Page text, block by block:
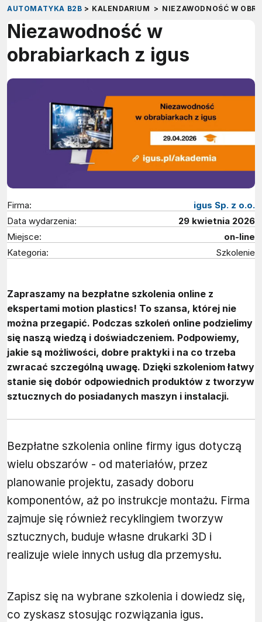
AUTOMATYKA B2B > KALENDARIUM > NIEZAWODNOŚĆ W
Niezawodność w
obrabiarkach z igus
Firma:
igus Sp. z o.o.
Data wydarzenia:
29 kwietnia 2026
Miejsce:
on-line
Kategoria:
Szkolenie
Zapraszamy na bezpłatne szkolenia online z
ekspertami motion plastics! To szansa, której nie
można przegapić. Podczas szkoleń online podzielimy
się naszą wiedzą i doświadczeniem. Podpowiemy,
jakie są możliwości, dobre praktyki i na co trzeba
zwracać szczególną uwagę. Dzięki szkoleniom łatwy
stanie się dobór odpowiednich produktów z tworzyw
sztucznych do posiadanych maszyn i instalacji.
Bezpłatne szkolenia online firmy igus dotyczą
wielu obszarów - od materiałów, przez
planowanie projektu, zasady doboru
komponentów, aż po instrukcje montażu. Firma
zajmuje się również recyklingiem tworzyw
sztucznych, buduje własne drukarki 3D i
realizuje wiele innych usług dla przemysłu.
Zapisz się na wybrane szkolenia i dowiedz się,
co zyskasz stosując rozwiązania igus.